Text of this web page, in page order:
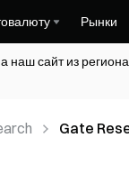
Рынки
наш сайт из
Gate